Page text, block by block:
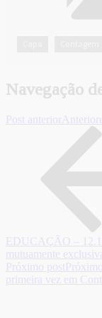
Navegação
Post anterior
EDUCAÇÃO –
mutuamente
Próximo post Próximo
primeira vez em